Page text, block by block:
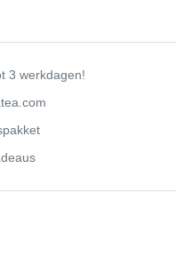
3 werkdagen!